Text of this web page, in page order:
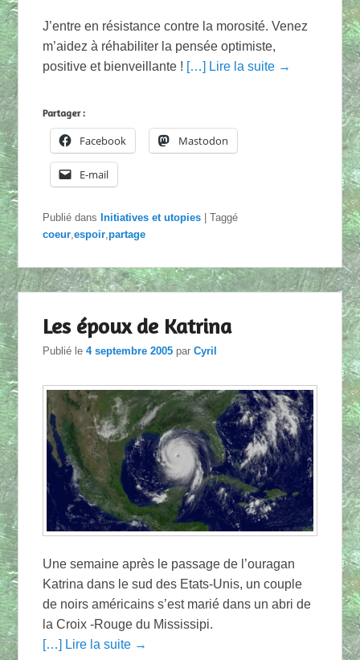
J’entre en résistance contre la morosité. Venez
m’aidez à réhabiliter la pensée optimiste,
positive et bienveillante ! […] Lire la suite →
Partager :
Facebook Mastodon
E-mail
Publié dans Initiatives et utopies |Taggé
coeur,espoir,partage
Les époux de Katrina
Publié le4 septembre 2005 parCyril
Une semaine après le passage de l’ouragan
Katrina dans le sud des Etats-Unis, un couple
de noirs américains s’est marié dans un abri de
la Croix -Rouge du Mississipi.
[…] Lire la suite →